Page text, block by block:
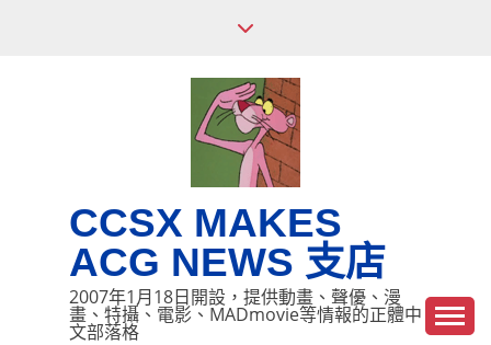
CCSX MAKES
ACG NEWS 支店
2007年1月18日開設，提供動畫、聲優、漫
畫、特攝、電影、MADmovie等情報的正體中
文部落格